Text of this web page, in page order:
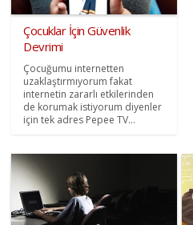
Çocuklar İçin Güvenlik
Devrimi
Çocuğumu internetten
uzaklaştırmıyorum fakat
internetin zararlı etkilerinden
de korumak istiyorum diyenler
için tek adres Pepee TV…